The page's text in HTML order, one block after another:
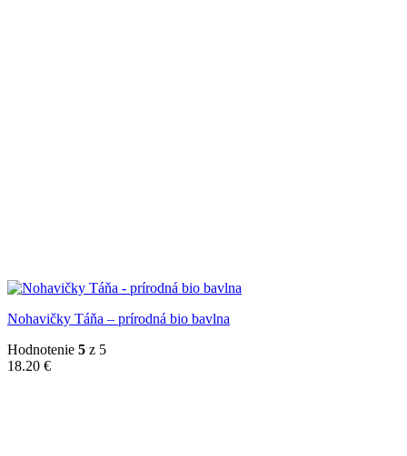
Nohavičky Táňa – prírodná bio bavlna
Hodnotenie 5 z 5
18.20 €